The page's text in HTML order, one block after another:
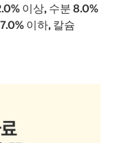
이상, 수분 8.0%
이하, 칼슘